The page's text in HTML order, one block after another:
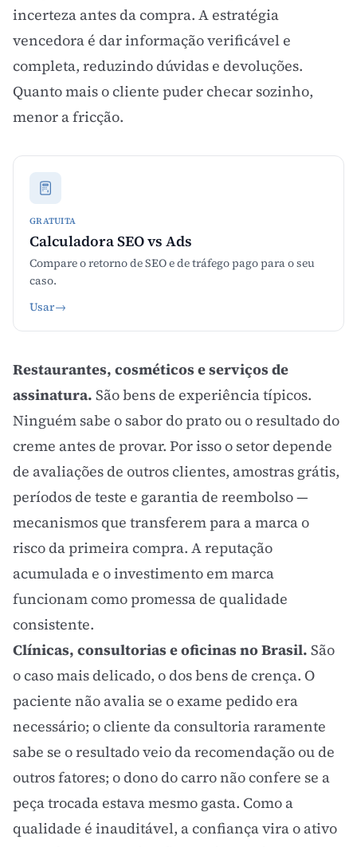
incerteza antes da compra. A estratégia
vencedora é dar informação verificável e
completa, reduzindo dúvidas e devoluções.
Quanto mais o cliente puder checar sozinho,
menor a fricção.
GRATUITA
Calculadora SEO vs Ads
Compare o retorno de SEO e de tráfego pago para o seu
caso.
Usar→
Restaurantes, cosméticos e serviços de
assinatura. São bens de experiência típicos.
Ninguém sabe o sabor do prato ou o resultado do
creme antes de provar. Por isso o setor depende
de avaliações de outros clientes, amostras grátis,
períodos de teste e garantia de reembolso —
mecanismos que transferem para a marca o
risco da primeira compra. A reputação
acumulada e o investimento emmarca
funcionam como promessa de qualidade
consistente.
Clínicas, consultorias e oficinas no Brasil. São
o caso mais delicado, o dos bens de crença. O
paciente não avalia se o exame pedido era
necessário; o cliente da consultoria raramente
sabe se o resultado veio da recomendação ou de
outros fatores; o dono do carro não confere se a
peça trocada estava mesmo gasta. Como a
qualidade é inauditável, a confiança vira o ativo